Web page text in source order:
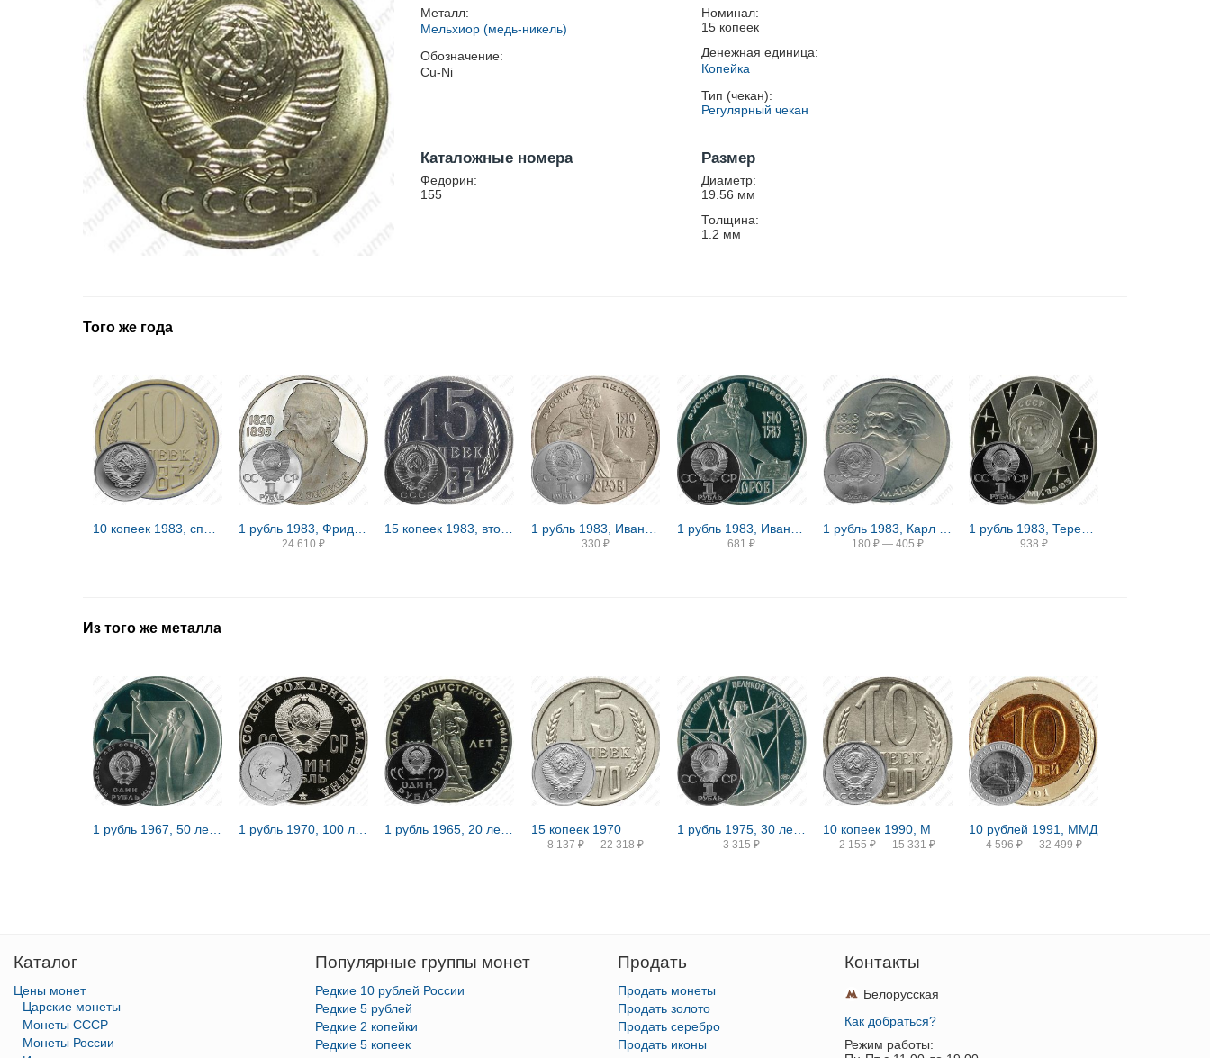
Металл:
Мельхиор (медь-никель)
Обозначение:
Cu-Ni
Номинал:
15 копеек
Денежная единица:
Копейка
Тип (чекан):
Регулярный чекан
Каталожные номера
Федорин:
155
Размер
Диаметр:
19.56 мм
Толщина:
1.2 мм
Того же года
24 610 ₽ 330 ₽ 681 ₽ 180 ₽ — 405 ₽ 938 ₽
Из того же металла
15 копеек 1970
8 137 ₽ — 22 318 ₽
1 рубль 1975, 30 лет Победы, Редкие
3 315 ₽
10 копеек 1990, М
2 155 ₽ — 15 331 ₽
10 рублей 1991, ММД
4 596 ₽ — 32 499 ₽
Каталог
Цены монет
Царские монеты
Монеты СССР
Монеты России
Популярные группы монет
Редкие 10 рублей России
Редкие 5 рублей
Редкие 2 копейки
Редкие 5 копеек
Продать
Продать монеты
Продать золото
Продать серебро
Продать иконы
Контакты
Белорусская
Как добраться?
Режим работы: